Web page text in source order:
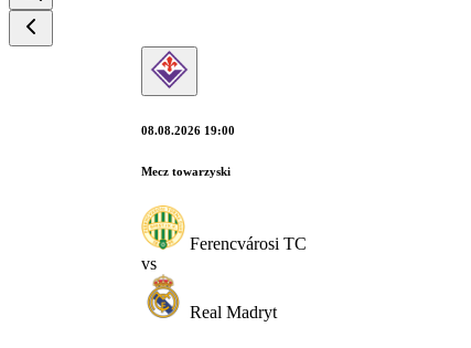
08.08.2026 19:00
Mecz towarzyski
Ferencvárosi TC
vs
Real Madryt